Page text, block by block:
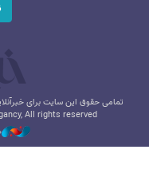
تمامی حقوق این سایت برای
All rights reserved